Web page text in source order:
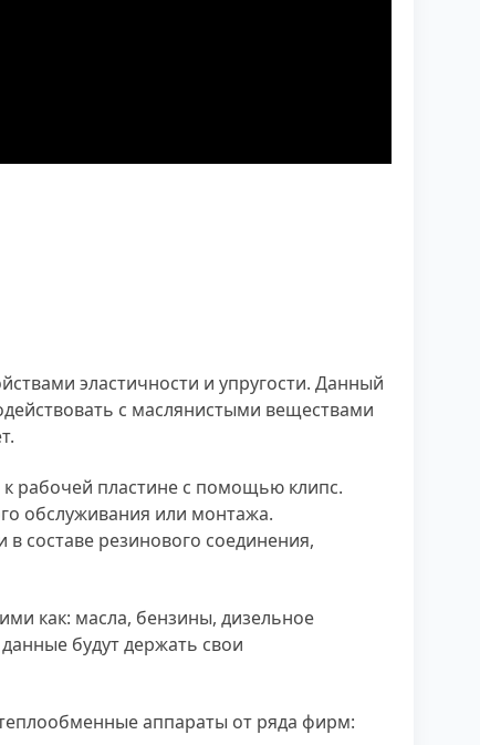
эластичности и упругости. Данный
с маслянистыми веществами
к рабочей пластине с помощью клипс.
обслуживания или монтажа.
составе резинового соединения,
как: масла, бензины, дизельное
будут держать свои
аппараты от ряда фирм: